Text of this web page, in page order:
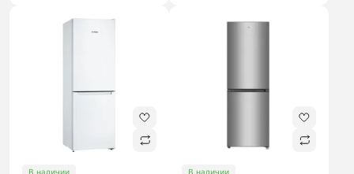
В наличии В наличии